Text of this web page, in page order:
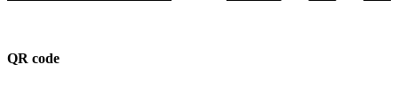
QR code